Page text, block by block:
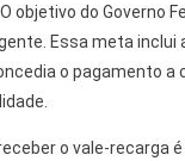
objetivo do Governo
Essa meta
o pagamento
o vale-recarga